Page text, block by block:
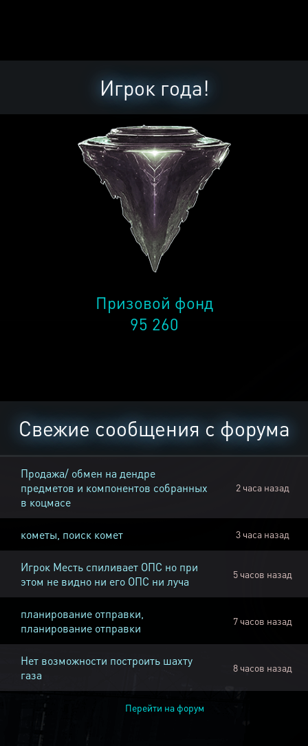
Игрок года!
Призовой фонд
95 260
Свежие сообщения с форума
Продажа/ обмен на дендре
предметов и компонентов собранных
в коцмасе
2 часа назад
кометы, поиск комет 3 часа назад
Игрок Месть спиливает ОПС но при
этом не видно ни его ОПС ни луча
5 часов назад
планирование отправки,
планирование отправки
7 часов назад
Нет возможности построить шахту
газа
8 часов назад
Перейти на форум